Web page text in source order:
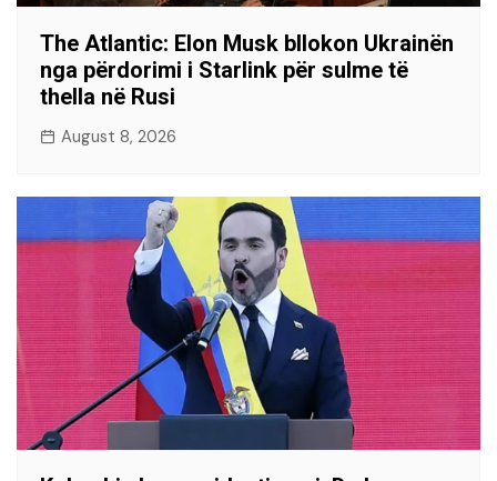
The Atlantic: Elon Musk bllokon Ukrainën
nga përdorimi i Starlink për sulme të
thella në Rusi
August 8, 2026